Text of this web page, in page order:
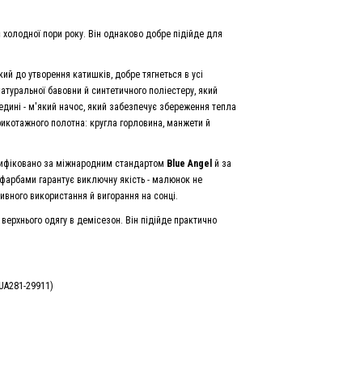
пори року. Він однаково добре підійде для
до утворення катишків, добре тягнеться в усі
бавовни й синтетичного поліестеру, який
- м'який начос, який забезпечує збереження тепла
полотна: кругла горловина, манжети й
за міжнародним стандартом Blue Angel й за
гарантує виключну якість - малюнок не
використання й вигорання на сонці.
одягу в демісезон. Він підійде практично